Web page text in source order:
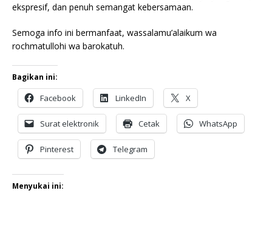
ekspresif, dan penuh semangat kebersamaan.
Semoga info ini bermanfaat, wassalamu’alaikum wa
rochmatullohi wa barokatuh.
Bagikan ini:
Facebook LinkedIn X
Surat elektronik Cetak WhatsApp
Pinterest Telegram
Menyukai ini: